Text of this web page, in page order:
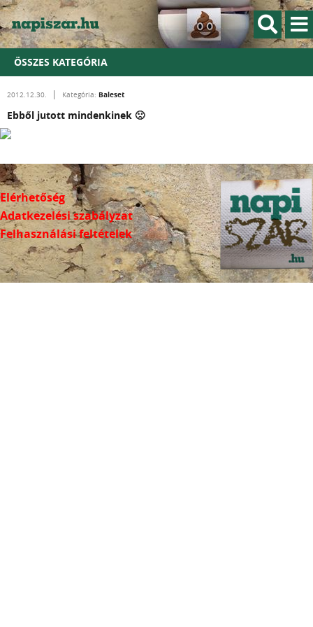
ÖSSZES KATEGÓRIA
2012.12.30. Kategória: Baleset
Ebből jutott mindenkinek 🙁
Elérhetőség
Adatkezelési szabályzat
Felhasználási feltételek